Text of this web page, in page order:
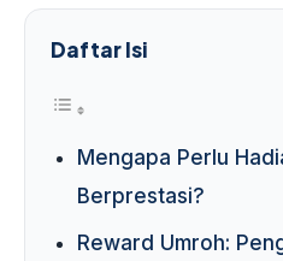
Daftar Isi
Mengapa Perlu
Berprestasi?
Reward Umroh: